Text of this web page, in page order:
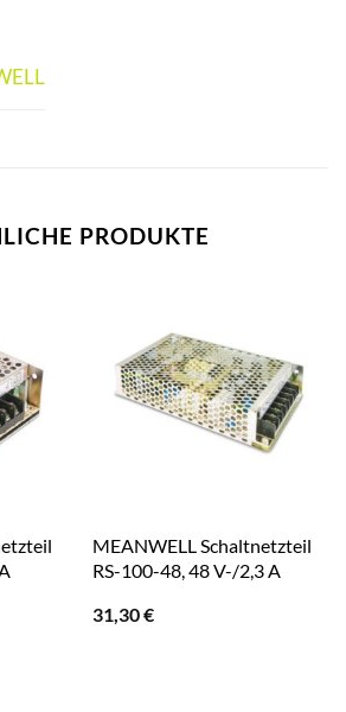
PRODUKTE
MEANWELL Schaltnetzteil
RS-100-48, 48 V-/2,3 A
31,30€